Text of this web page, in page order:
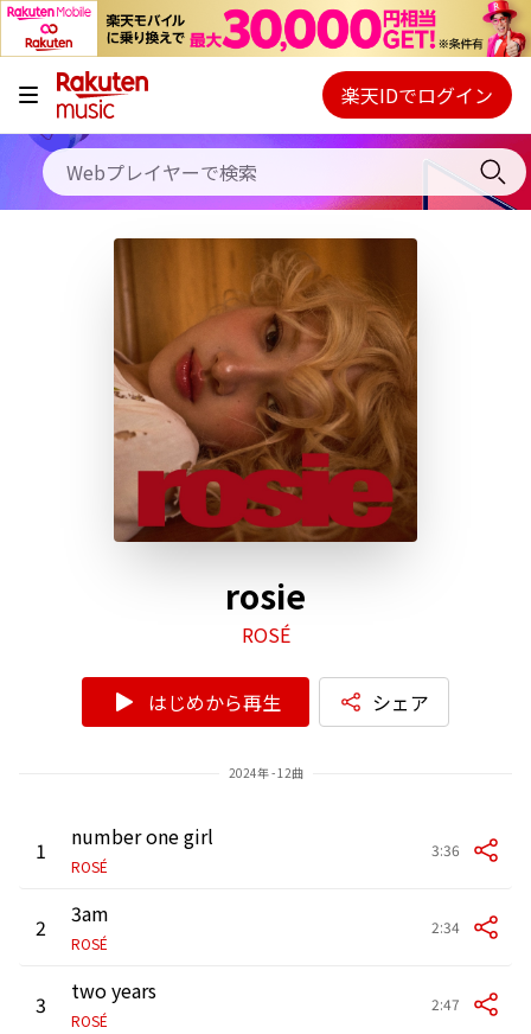
キャンペーン
料金プラン
使い方
初回30日間無料お試し
Webプレイヤー
ご契約内容の確認・変更
楽天IDでログイン
rosie
ROSÉ
はじめから再生 シェア
2024年 - 12曲
1 number one girl
ROSÉ
3:36
2 3am
ROSÉ
2:34
3 two years
ROSÉ
2:47